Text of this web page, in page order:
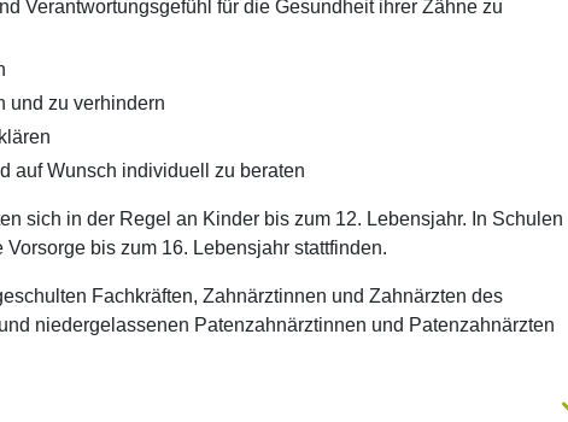
Verantwortungsgefühl für die Gesundheit ihrer Zähne zu
und zu verhindern
auf Wunsch individuell zu beraten
sich in der Regel an Kinder bis zum 12. Lebensjahr. In Schulen
bis zum 16. Lebensjahr stattfinden.
Fachkräften, Zahnärztinnen und Zahnärzten des
niedergelassenen Patenzahnärztinnen und Patenzahnärzten